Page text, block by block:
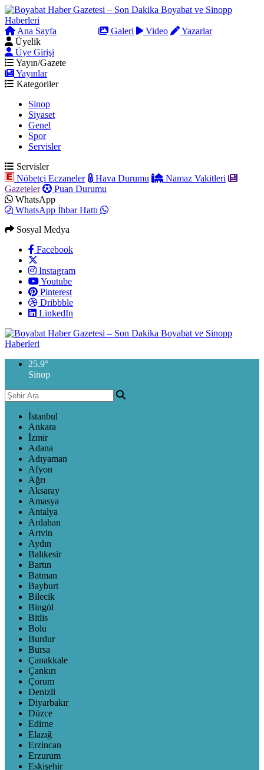
Ana Sayfa Galeri Video
Yazarlar
Üyelik
Üye Girişi
Yayın/Gazete
Yayınlar
Kategoriler
Sinop
Siyaset
Genel
Spor
Servisler
Servisler
Nöbetçi Eczaneler
Hava Durumu
Namaz Vakitleri
Gazeteler
Puan Durumu
WhatsApp
WhatsApp İhbar Hattı
Sosyal Medya
Facebook
Instagram
Youtube
Pinterest
Dribbble
LinkedIn
25.9°
Sinop
İstanbul
Ankara
İzmir
Adana
Adıyaman
Afyon
Ağrı
Aksaray
Amasya
Antalya
Ardahan
Artvin
Aydın
Balıkesir
Bartın
Batman
Bayburt
Bilecik
Bingöl
Bitlis
Bolu
Burdur
Bursa
Çanakkale
Çankırı
Çorum
Denizli
Diyarbakır
Düzce
Edirne
Elazığ
Erzincan
Erzurum
Eskişehir